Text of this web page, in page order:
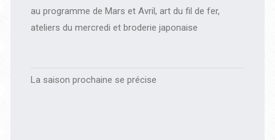
au programme de Mars et Avril, art du fil de fer,
ateliers du mercredi et broderie japonaise
La saison prochaine se précise